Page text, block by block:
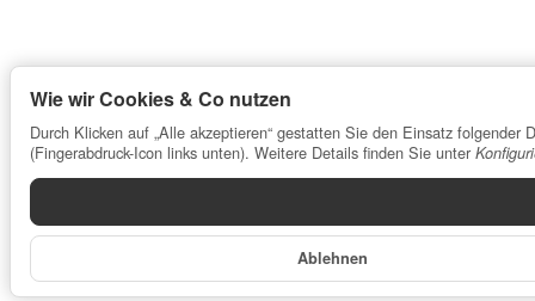
Wie wir Cookies & Co nutzen
Durch Klicken auf „Alle akzeptieren“ gestatten Sie den Einsatz
(Fingerabdruck-Icon links unten). Weitere Details finden Sie unter
Ablehnen